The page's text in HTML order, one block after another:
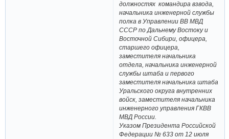
должностях командира взвода,
начальника инженерной службы
полка в Управлении ВВ МВД
СССР по Дальнему Востоку и
Восточной Сибири, офицера,
старшего офицера,
заместителя начальника
отдела, начальника инженерной
службы штаба и первого
заместителя начальника штаба
Уральского округа внутренних
войск, заместителя начальника
инженерного управления ГКВВ
МВД России.
Указом Президента Российской
Федерации № 633 от 12 июля